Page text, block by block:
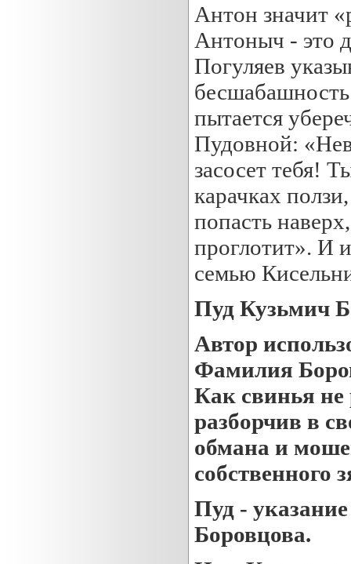
Антон значит
Антоныч - это
Погуляев
пытается
Пудовной:
засосет тебя!
карачках
попасть
проглотит». И
семью
Пуд Кузьмич
Автор
Фамилия
Как свинья не
разборчив в
обмана и
собственного
Пуд -
Боровцова.